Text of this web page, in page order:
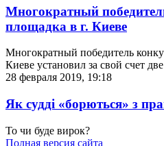
Многократный
площадка в г. Киеве
Многократный победитель
Киеве установил за свой счет
28 февраля 2019, 19:18
Як судді «борються» з
То чи буде вирок?
Полная версия сайта